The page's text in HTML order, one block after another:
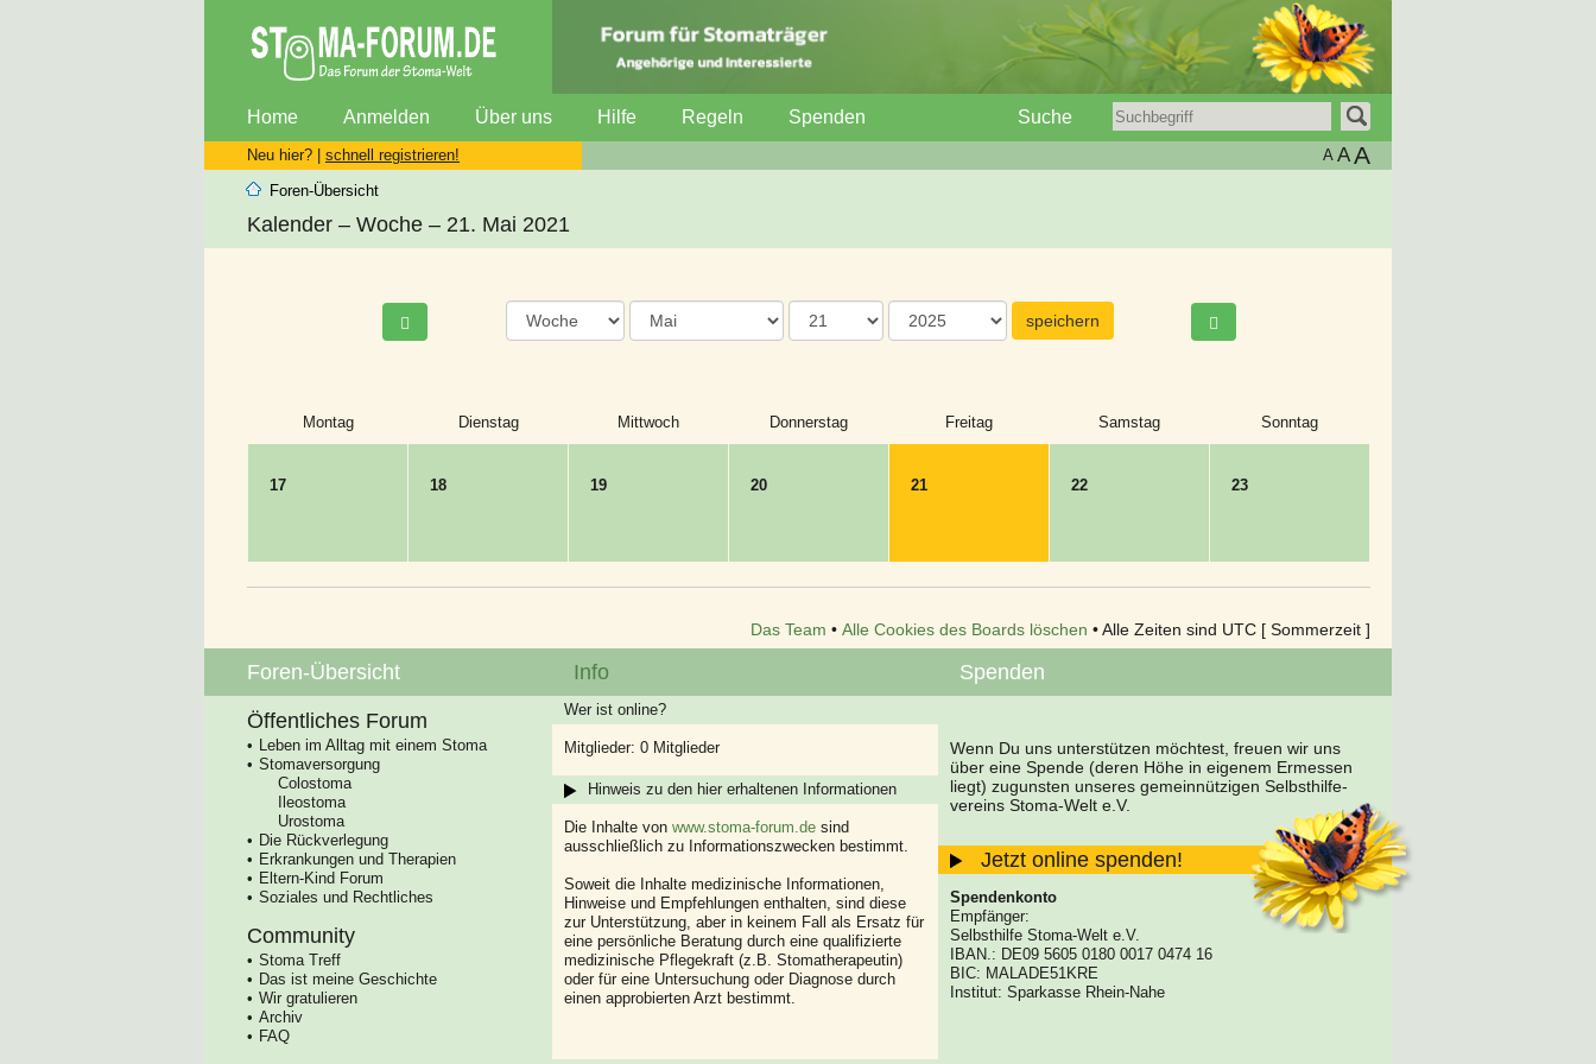
Home Anmelden Über uns Hilfe Regeln Spenden Suche
Neu hier? | schnell registrieren! A AA
Foren-Übersicht
Kalender – Woche – 21. Mai 2021
Montag Dienstag Mittwoch Donnerstag Freitag Samstag Sonntag
17 18 19 20 21 22 23
Das Team • Alle Cookies des Boards löschen • Alle Zeiten sind UTC [ Sommerzeit ]
Foren-Übersicht
Öffentliches Forum
Leben im Alltag mit einem Stoma
Stomaversorgung
Colostoma
Ileostoma
Urostoma
Die Rückverlegung
Erkrankungen und Therapien
Eltern-Kind Forum
Soziales und Rechtliches
Community
Stoma Treff
Das ist meine Geschichte
Wir gratulieren
Archiv
FAQ
Info
Wer ist online?
Mitglieder: 0 Mitglieder
Hinweis zu den hier erhaltenen Informationen
Die Inhalte von www.stoma-forum.de sind
ausschließlich zu Informationszwecken bestimmt.
Soweit die Inhalte medizinische Informationen,
Hinweise und Empfehlungen enthalten, sind diese
zur Unterstützung, aber in keinem Fall als Ersatz für
eine persönliche Beratung durch eine qualifizierte
medizinische Pflegekraft (z.B. Stomatherapeutin)
oder für eine Untersuchung oder Diagnose durch
einen approbierten Arzt bestimmt.
Spenden
Wenn Du uns unterstützen möchtest, freuen wir uns
über eine Spende (deren Höhe in eigenem Ermessen
liegt) zugunsten unseres gemeinnützigen Selbsthilfe-
vereins Stoma-Welt e.V.
Jetzt online spenden!
Spendenkonto
Empfänger:
Selbsthilfe Stoma-Welt e.V.
IBAN.: DE09 5605 0180 0017 0474 16
BIC: MALADE51KRE
Institut: Sparkasse Rhein-Nahe